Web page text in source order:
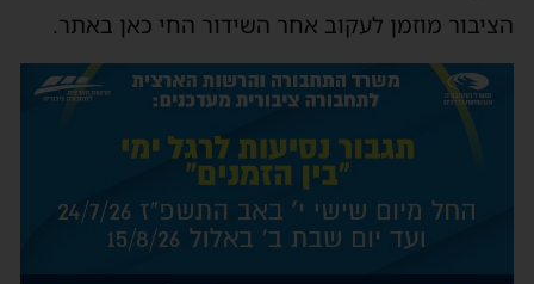
הציבור מוזמן לעקוב אחר השידור החי כאן באתר.